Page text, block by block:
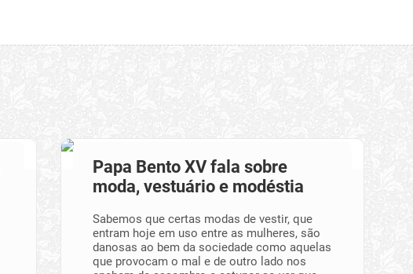
Papa Bento XV fala sobre
moda, vestuário e modéstia
Sabemos que certas modas de vestir, que
entram hoje em uso entre as mulheres, são
danosas ao bem da sociedade como aquelas
que provocam o mal e de outro lado nos